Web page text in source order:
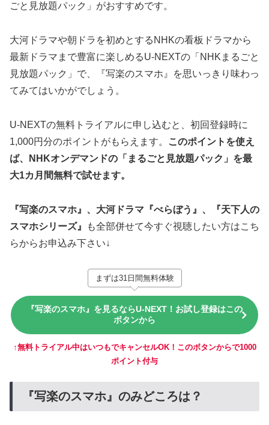
ごと見放題パック」がおすすめです。
大河ドラマや朝ドラを初めとするNHKの看板ドラマから
最新ドラマまで豊富に楽しめるU-NEXTの「NHKまるごと
見放題パック」で、『写楽のスマホ』を思いっきり味わっ
てみてはいかがでしょう。
U-NEXTの無料トライアルに申し込むと、初回登録時に
1,000円分のポイントがもらえます。
このポイントを使え
ば、NHKオンデマンドの「まるごと見放題パック」を最
大1カ月間無料で試せます。
『写楽のスマホ』、大河ドラマ『べらぼう』、『天下人の
スマホシリーズ』
も全部併せて今すぐ視聴したい方はこち
らからお申込み下さい↓
まずは31日間無料体験
『写楽のスマホ』を見るならU-NEXT！お試し登録はこの
ボタンから
↑無料トライアル中はいつもでキャンセルOK！このボタンからで1000
ポイント付与
『写楽のスマホ』のみどころは？